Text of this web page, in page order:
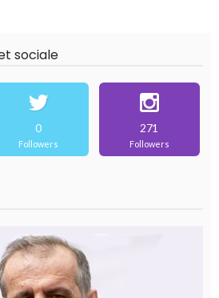
sociale
0
Followers
271
Followers